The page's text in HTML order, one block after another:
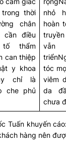
thời
chân
cần điều
thẩm
can thiệp
y khoa
chỉ là
che phủ
nhỏ
hoàn
vẫn
tóc
viêm
da
chưa
Tuấn khuyến
hàng nên